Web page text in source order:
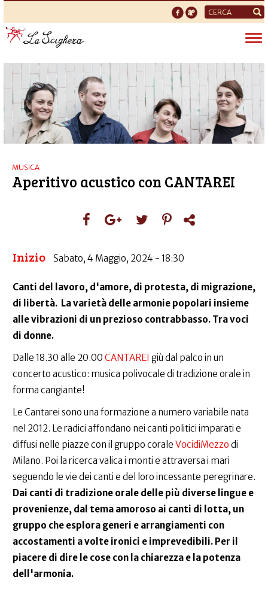
Form
di
ricerca
MUSICA
Aperitivo acustico con CANTAREI
Inizio Sabato, 4 Maggio, 2024 - 18:30
Canti del lavoro, d'amore, di protesta, di migrazione,
di libertà. La varietà delle armonie popolari insieme
alle vibrazioni di un prezioso contrabbasso. Tra voci
di donne.
Dalle 18.30 alle 20.00 CANTAREI giù dal palco in un
concerto acustico: musica polivocale di tradizione orale in
forma cangiante!
Le Cantarei sono una formazione a numero variabile nata
nel 2012. Le radici affondano nei canti politici imparati e
diffusi nelle piazze con il gruppo corale VocidiMezzo di
Milano. Poi la ricerca valica i monti e attraversa i mari
seguendo le vie dei canti e del loro incessante peregrinare.
Dai canti di tradizione orale delle più diverse lingue e
provenienze, dal tema amoroso ai canti di lotta, un
gruppo che esplora generi e arrangiamenti con
accostamenti a volte ironici e imprevedibili. Per il
piacere di dire le cose con la chiarezza e la potenza
dell'armonia.